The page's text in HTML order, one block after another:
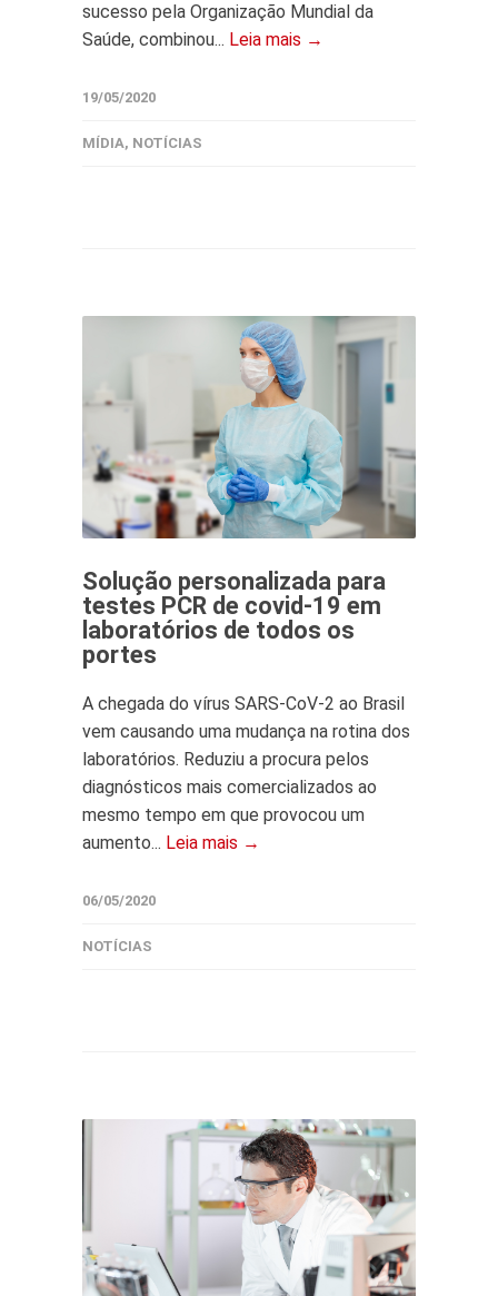
sucesso pela Organização Mundial da
Saúde, combinou... Leia mais →
19/05/2020
MÍDIA, NOTÍCIAS
Solução personalizada para
testes PCR de covid-19 em
laboratórios de todos os
portes
A chegada do vírus SARS-CoV-2 ao Brasil
vem causando uma mudança na rotina dos
laboratórios. Reduziu a procura pelos
diagnósticos mais comercializados ao
mesmo tempo em que provocou um
aumento... Leia mais →
06/05/2020
NOTÍCIAS